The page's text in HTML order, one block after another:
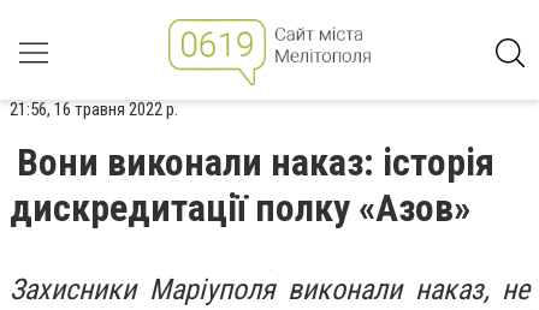
21:56, 16 травня 2022 р.
Вони виконали наказ: історія
дискредитації полку «Азов»
Захисники Маріуполя виконали наказ, не